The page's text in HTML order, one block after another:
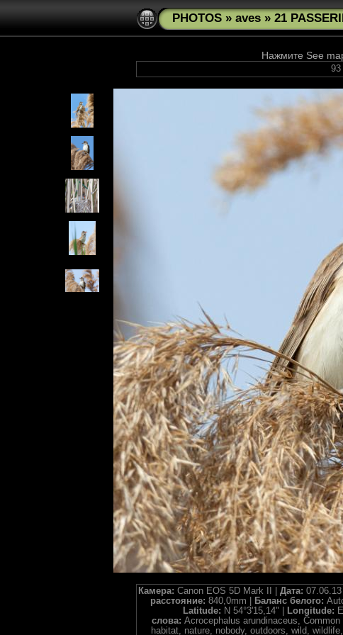
PHOTOS » aves » 21
Нажмите See
93 |
Камера: Canon EOS 5D Mark II | Дата: 07.06.13
расстояние: 840,0mm | Баланс белого:
Latitude: N 54°3'15,14" | Longitude:
слова: Acrocephalus arundinaceus,
habitat, nature, nobody, outdoors, wild,